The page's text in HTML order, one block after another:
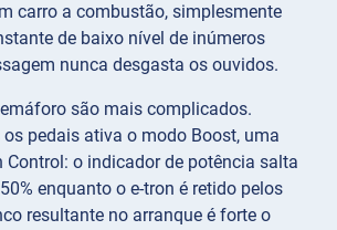
carro a combustão, simplesmente
de baixo nível de inúmeros
nunca desgasta os ouvidos.
são mais complicados.
pedais ativa o modo Boost, uma
Control: o indicador de potência salta
enquanto o e-tron é retido pelos
resultante no arranque é forte o